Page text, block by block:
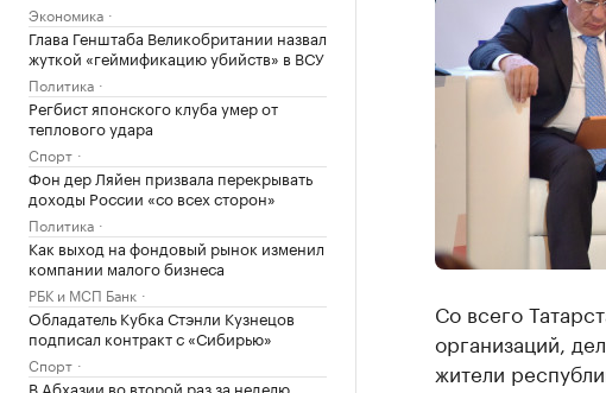
Экономика
Глава Генштаба Великобритании назвал
жуткой «геймификацию убийств» в ВСУ
Политика
Регбист японского клуба умер от
теплового удара
Спорт
Фон дер Ляйен призвала перекрывать
доходы России «со всех сторон»
Политика
Как выход на фондовый рынок изменил
компании малого бизнеса
РБК и МСП Банк
Обладатель Кубка Стэнли Кузнецов
подписал контракт с «Сибирью»
Спорт
В Абхазии во второй раз за неделю
Со всего
организаций,
жители